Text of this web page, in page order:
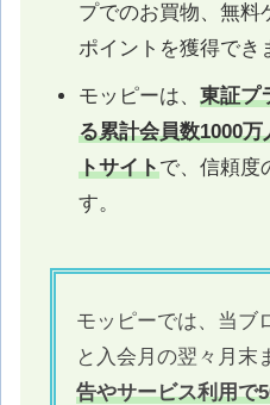
プでのお買物、無料
ポイントを獲得でき
モッピーは、 東証プ
る累計会員数1000
トサイトで、信頼度
す。
モッピーでは、当ブ
と入会月の翌々月末
告やサービス利用で